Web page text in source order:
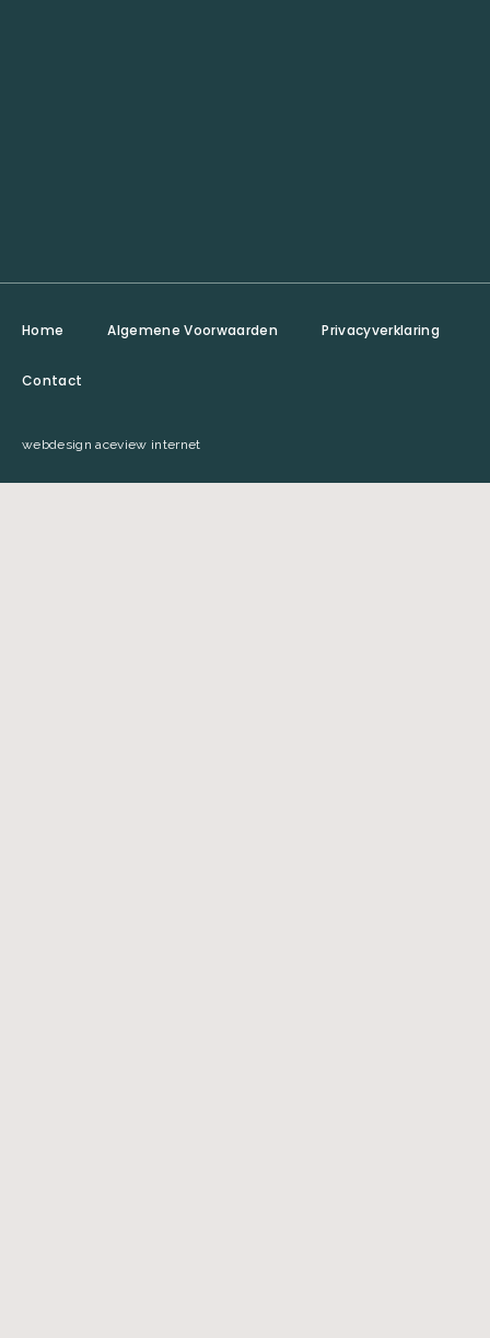
webdesign aceview internet
Home Algemene Voorwaarden Privacyverklaring
Contact